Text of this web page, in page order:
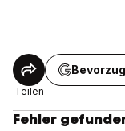
Teilen
Fehler